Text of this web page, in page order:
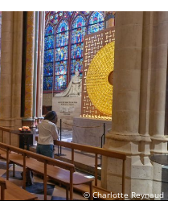
© Charlotte Reynaud